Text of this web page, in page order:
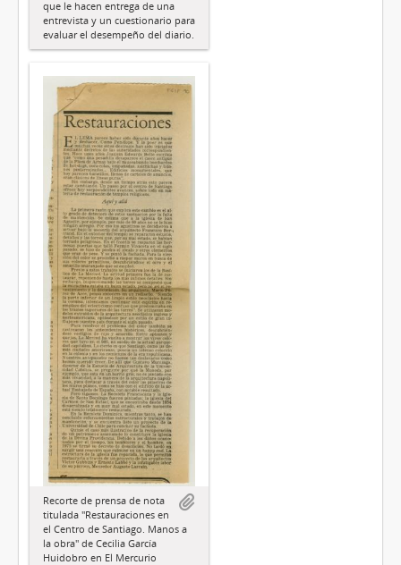
que le hacen entrega de una
entrevista y un cuestionario para
evaluar el desempeño del diario.
Recorte de prensa de nota
titulada "Restauraciones en
el Centro de Santiago. Manos a
la obra" de Cecilia García
Huidobro en El Mercurio